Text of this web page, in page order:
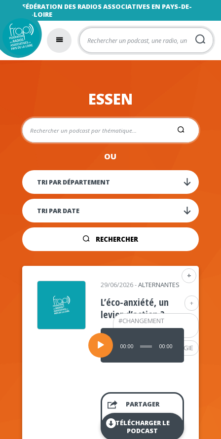
FÉDÉRATION DES RADIOS ASSOCIATIVES EN PAYS-DE-
LA-LOIRE
ESSEN
OU
RECHERCHER
+
+
#CHANGEMENT
CLIMATIQUE
#PSYCHOLOGIE
29/06/2026-ALTERNANTES
L’éco-anxiété, un
levier d’action ?
Lecteur
audio
00:00 00:00
PARTAGER
TÉLÉCHARGER LE
PODCAST